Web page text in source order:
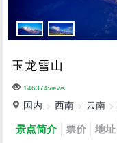
玉龙雪山
146374views
国内 西南 云南
景点简介 票价 地址